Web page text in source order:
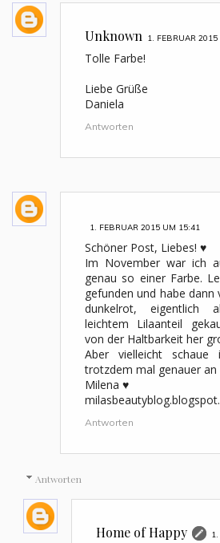
Unknown 1. FEBRUAR
Tolle Farbe!
Liebe Grüße
Daniela
Antworten
1. FEBRUAR 2015 UM 15:41
Schöner Post, Liebes! ♥
Im November war ich
genau so einer Farbe.
gefunden und habe
dunkelrot, eigentlich
leichtem Lilaanteil
von der Haltbarkeit her
Aber vielleicht
trotzdem mal genauer an
Milena ♥
Antworten
Antworten
Home of Happy